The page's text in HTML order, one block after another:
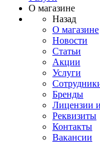
О магазине
Назад
О магазине
Новости
Статьи
Акции
Услуги
Бренды
Лицензии
Реквизиты
Контакты
Вакансии